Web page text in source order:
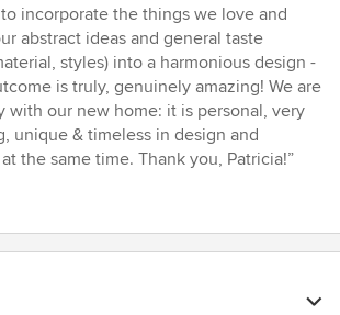
incorporate the things we love and
abstract ideas and general taste
styles) into a harmonious design -
is truly, genuinely amazing! We are
with our new home: it is personal, very
unique & timeless in design and
the same time. Thank you, Patricia!”